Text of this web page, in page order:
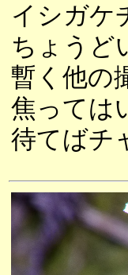
イシガケ
ちょうど
暫く他の
焦っては
待てばチ